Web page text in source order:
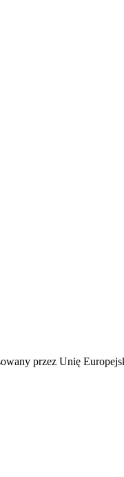
przez Unię